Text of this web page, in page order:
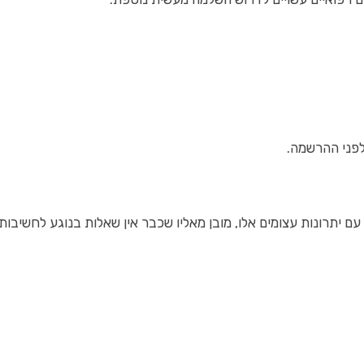
ההרשמה.
עם יתרונות עצומים אלו, מובן מאליו שכבר אין שאלות